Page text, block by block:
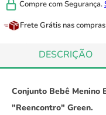
Compre comSegurança.
Frete Grátis nas
DESCRIÇÃO
Conjunto Bebê Menino
"Reencontro" Green.